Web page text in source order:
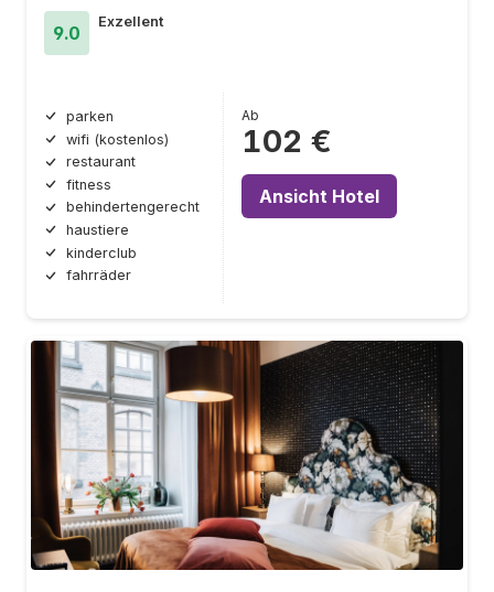
9.0
Exzellent
parken
wifi (kostenlos)
restaurant
fitness
behindertengerecht
haustiere
kinderclub
fahrräder
Ab
102 €
Ansicht Hotel